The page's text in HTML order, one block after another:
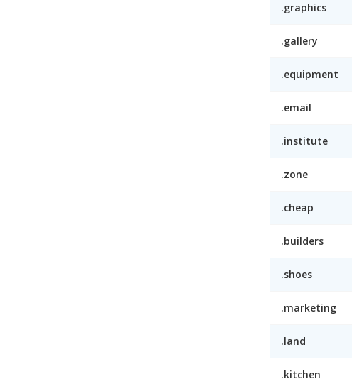
.graphics
.gallery
.equipment
.email
.institute
.zone
.cheap
.builders
.shoes
.marketing
.land
.kitchen